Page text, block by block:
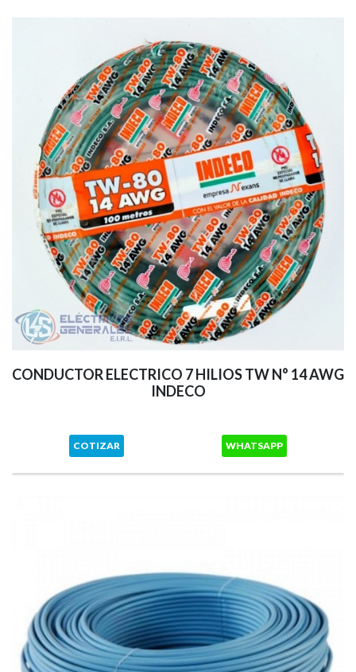
CONDUCTOR ELECTRICO 7 HILIOS TW N° 14 AWG
INDECO
COTIZAR WHATSAPP